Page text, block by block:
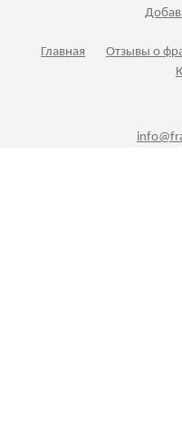
Главная Отзывы о